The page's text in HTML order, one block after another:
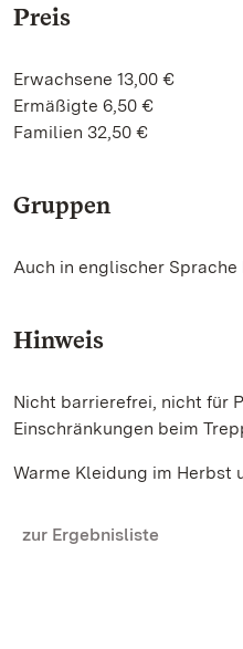
Preis
Erwachsene 13,00 €
Ermäßigte 6,50 €
Familien 32,50 €
Gruppen
Auch in englischer Sprache
Hinweis
Nicht barrierefrei, nicht für
Einschränkungen beim
Warme Kleidung im Herbst
zur Ergebnisliste